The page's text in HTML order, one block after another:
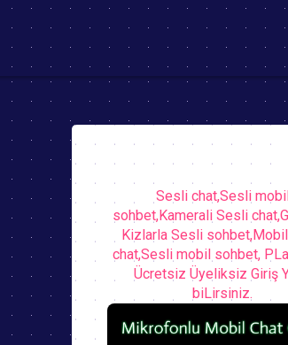
Sesli chat,Sesli
sohbet,Kamerali Sesli
Kizlarla Sesli
chat,Sesli mobil sohbet,
Ücretsiz Üyeliksiz Giriş
biLirsiniz.